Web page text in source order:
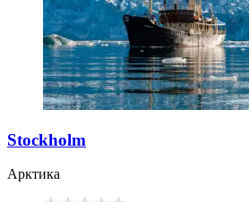
Stockholm
Арктика